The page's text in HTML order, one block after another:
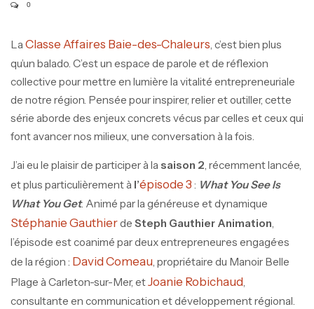
0
La Classe Affaires Baie-des-Chaleurs, c’est bien plus
qu’un balado. C’est un espace de parole et de réflexion
collective pour mettre en lumière la vitalité entrepreneuriale
de notre région. Pensée pour inspirer, relier et outiller, cette
série aborde des enjeux concrets vécus par celles et ceux qui
font avancer nos milieux, une conversation à la fois.
J’ai eu le plaisir de participer à la saison 2, récemment lancée,
et plus particulièrement à l’épisode 3 : What You See Is
What You Get. Animé par la généreuse et dynamique
Stéphanie Gauthierde Steph Gauthier Animation,
l’épisode est coanimé par deux entrepreneur·es engagé·es
de la région : David Comeau, propriétaire du Manoir Belle
Plage à Carleton-sur-Mer, etJoanie Robichaud,
consultante en communication et développement régional.